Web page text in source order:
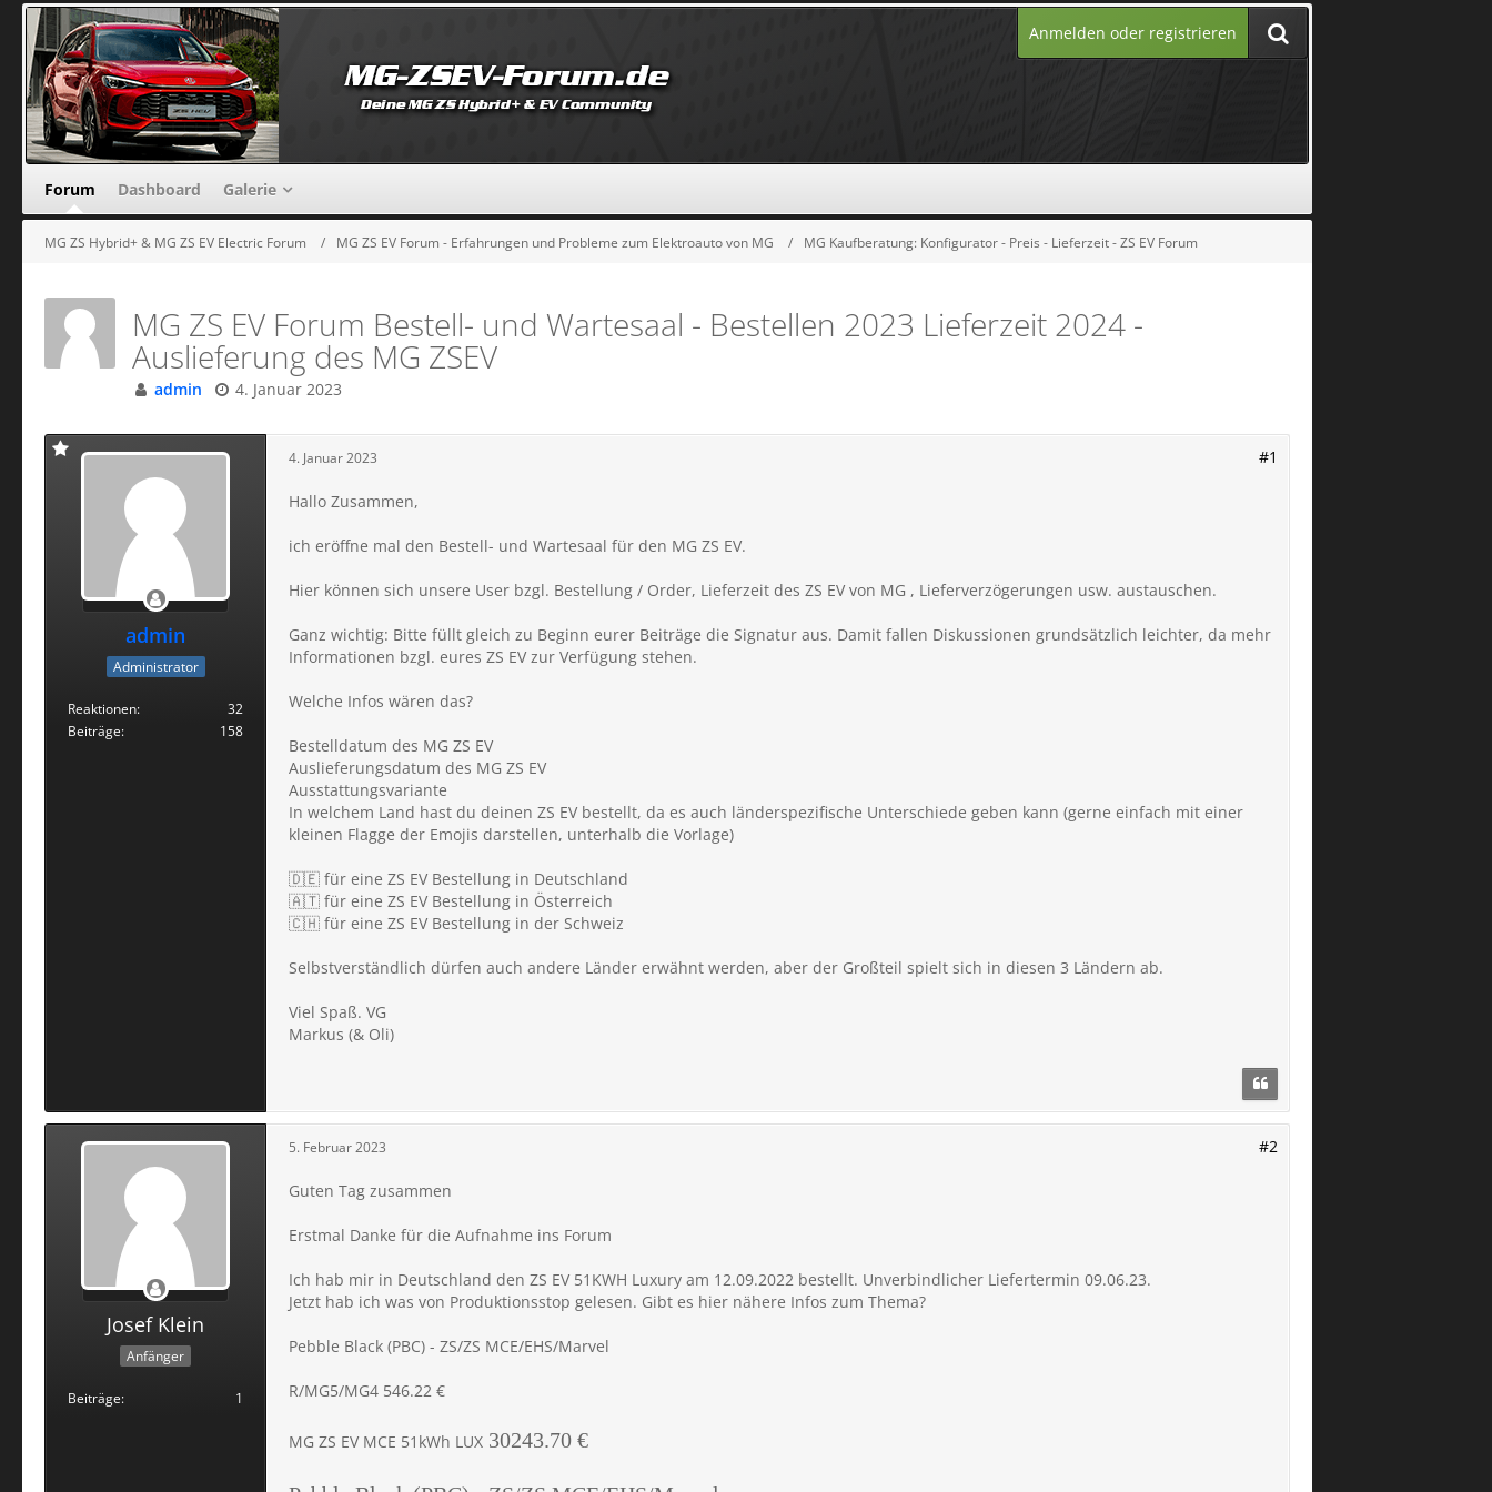
Anmelden oder registrieren
Forum Dashboard Galerie
MG ZS Hybrid+ & MG ZS EV Electric Forum MG ZS EV Forum - Erfahrungen und Probleme zum Elektroauto von MG MG Kaufberatung: Konfigurator - Preis - Lieferzeit - ZS EV Forum
MG ZS EV Forum Bestell- und Wartesaal - Bestellen 2023 Lieferzeit 2024 -
Auslieferung des MG ZSEV
admin 4. Januar 2023
admin
Administrator
Reaktionen
32
Beiträge
158
4. Januar 2023 #1
Hallo Zusammen,
ich eröffne mal den Bestell- und Wartesaal für den MG ZS EV.
Hier können sich unsere User bzgl. Bestellung / Order, Lieferzeit des ZS EV von MG , Lieferverzögerungen usw. austauschen.
Ganz wichtig: Bitte füllt gleich zu Beginn eurer Beiträge die Signatur aus. Damit fallen Diskussionen grundsätzlich leichter, da mehr
Informationen bzgl. eures ZS EV zur Verfügung stehen.
Welche Infos wären das?
Bestelldatum des MG ZS EV
Auslieferungsdatum des MG ZS EV
Ausstattungsvariante
In welchem Land hast du deinen ZS EV bestellt, da es auch länderspezifische Unterschiede geben kann (gerne einfach mit einer
kleinen Flagge der Emojis darstellen, unterhalb die Vorlage)
🇩🇪 für eine ZS EV Bestellung in Deutschland
🇦🇹 für eine ZS EV Bestellung in Österreich
🇨🇭 für eine ZS EV Bestellung in der Schweiz
Selbstverständlich dürfen auch andere Länder erwähnt werden, aber der Großteil spielt sich in diesen 3 Ländern ab.
Viel Spaß. VG
Markus (& Oli)
Josef Klein
Anfänger
Beiträge 1
5. Februar 2023 #2
Guten Tag zusammen
Erstmal Danke für die Aufnahme ins Forum
Ich hab mir in Deutschland den ZS EV 51KWH Luxury am 12.09.2022 bestellt. Unverbindlicher Liefertermin 09.06.23.
Jetzt hab ich was von Produktionsstop gelesen. Gibt es hier nähere Infos zum Thema?
Pebble Black (PBC) - ZS/ZS MCE/EHS/Marvel
R/MG5/MG4 546.22 €
MG ZS EV MCE 51kWh LUX 30243.70 €